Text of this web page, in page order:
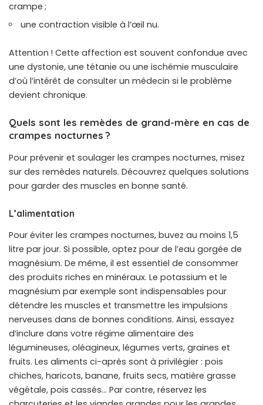
crampe ;
une contraction visible à l’œil nu.
Attention ! Cette affection est souvent confondue avec
une dystonie, une tétanie ou une ischémie musculaire
d’où l’intérêt de consulter un médecin si le problème
devient chronique.
Quels sont les remèdes de grand-mère en cas de
crampes nocturnes ?
Pour prévenir et soulager les crampes nocturnes, misez
sur des remèdes naturels. Découvrez quelques solutions
pour garder des muscles en bonne santé.
L’alimentation
Pour éviter les crampes nocturnes, buvez au moins 1,5
litre par jour. Si possible, optez pour de l’eau gorgée de
magnésium. De même, il est essentiel de consommer
des produits riches en minéraux. Le potassium et le
magnésium par exemple sont indispensables pour
détendre les muscles et transmettre les impulsions
nerveuses dans de bonnes conditions. Ainsi, essayez
d’inclure dans votre régime alimentaire des
légumineuses, oléagineux, légumes verts, graines et
fruits. Les aliments ci-après sont à privilégier : pois
chiches, haricots, banane, fruits secs, matière grasse
végétale, pois cassés… Par contre, réservez les